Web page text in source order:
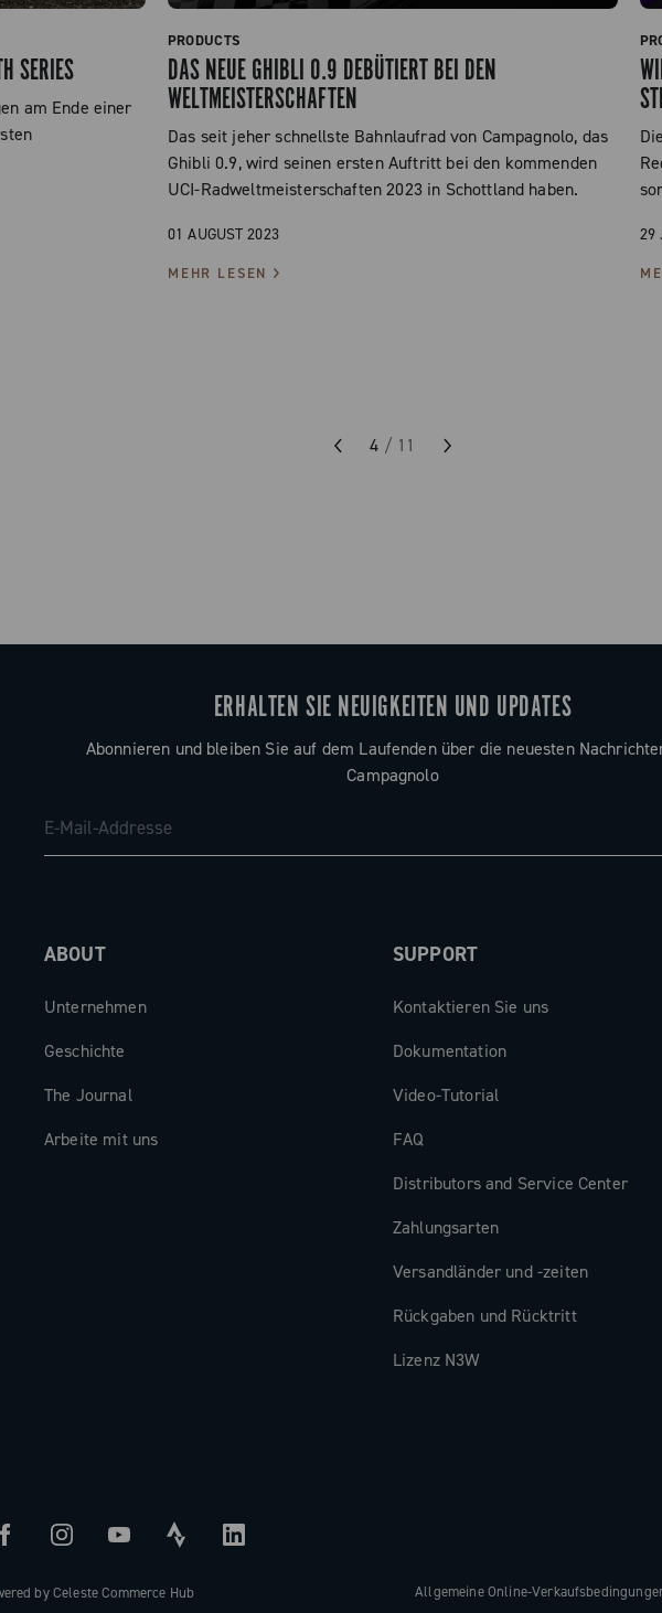
SERIES
am Ende einer
PRODUCTS
DAS NEUE GHIBLI 0.9 DEBÜTIERT BEI DEN
WELTMEISTERSCHAFTEN
Das seit jeher schnellste Bahnlaufrad von Campagnolo, das
Ghibli 0.9, wird seinen ersten Auftritt bei den kommenden
UCI-Radweltmeisterschaften 2023 in Schottland haben.
01 AUGUST 2023
MEHR LESEN
29
4 / 11
ERHALTEN SIE NEUIGKEITEN UND UPDATES
Abonnieren und bleiben Sie auf dem Laufenden über die neuesten
Campagnolo
ABOUT
Unternehmen
Geschichte
The Journal
Arbeite mit uns
SUPPORT
Kontaktieren Sie uns
Dokumentation
Video-Tutorial
FAQ
Distributors and Service Center
Zahlungsarten
Versandländer und -zeiten
Rückgaben und Rücktritt
Lizenz N3W
by Celeste Commerce Hub Allgemeine Online-